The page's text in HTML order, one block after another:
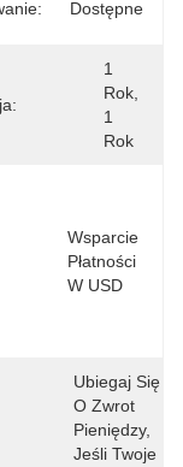
Dostępne
1
Rok,
1
Rok
Wsparcie
Płatności
W USD
Ubiegaj Się
O Zwrot
Pieniędzy,
Jeśli Twoje